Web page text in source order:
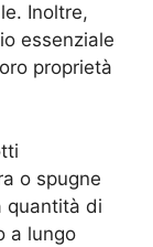
Inoltre,
essenziale
proprietà
o spugne
quantità di
a lungo